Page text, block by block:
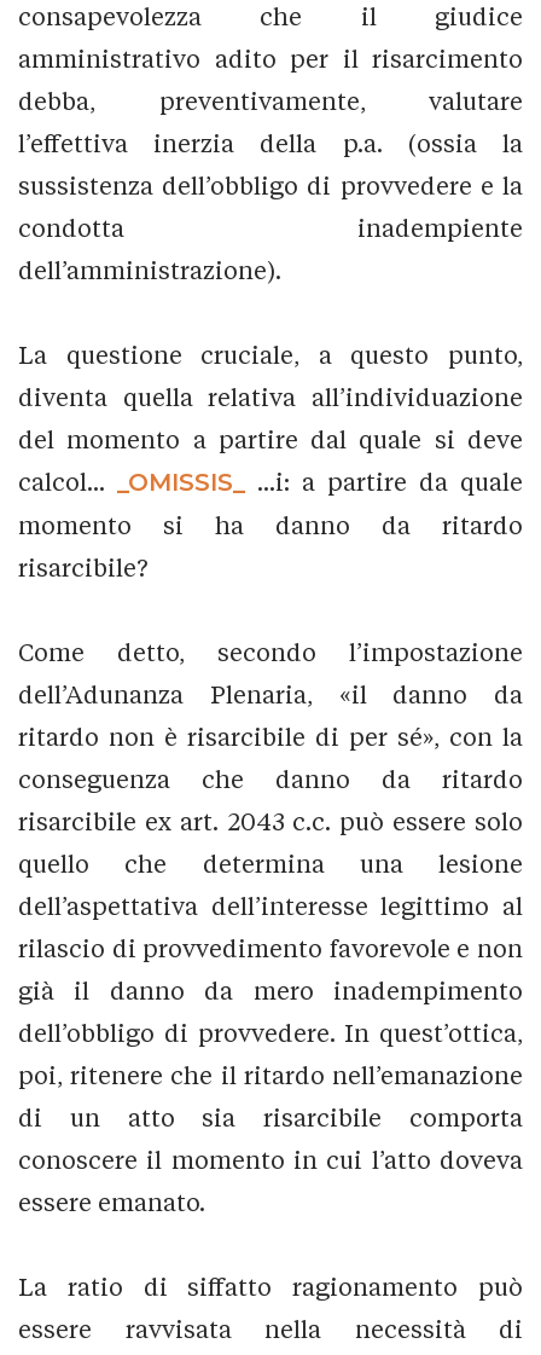
consapevolezza che il giudice
amministrativo adito per il risarcimento
debba, preventivamente, valutare
l’effettiva inerzia della p.a. (ossia la
sussistenza dell’obbligo di provvedere e la
condotta inadempiente
dell’amministrazione).
La questione cruciale, a questo punto,
diventa quella relativa all’individuazione
del momento a partire dal quale si deve
calcol...
_OMISSIS_
...i: a partire da quale
momento si ha danno da ritardo
risarcibile?
Come detto, secondo l’impostazione
dell’Adunanza Plenaria, «il danno da
ritardo non è risarcibile di per sé», con la
conseguenza che danno da ritardo
risarcibile ex art. 2043 c.c. può essere solo
quello che determina una lesione
dell’aspettativa dell’interesse legittimo al
rilascio di provvedimento favorevole e non
già il danno da mero inadempimento
dell’obbligo di provvedere. In quest’ottica,
poi, ritenere che il ritardo nell’emanazione
di un atto sia risarcibile comporta
conoscere il momento in cui l’atto doveva
essere emanato.
La ratio di siffatto ragionamento può
essere ravvisata nella necessità di